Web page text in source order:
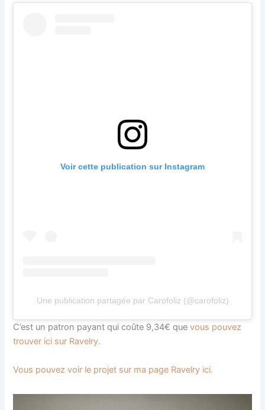
Voir cette publication sur Instagram
Une publication partagée par Carofoliz (@carofoliz)
C’est un patron payant qui coûte 9,34€ quevous pouvez
trouver ici sur Ravelry.
Vous pouvez voir le projet sur ma page Ravelry ici.